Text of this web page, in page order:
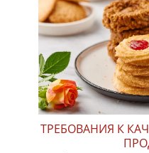
ТРЕБОВАНИЯ К